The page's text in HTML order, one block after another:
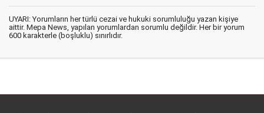
UYARI: Yorumların her türlü cezai ve hukuki sorumluluğu yazan kişiye
aittir. Mepa News, yapılan yorumlardan sorumlu değildir. Her bir yorum
600 karakterle (boşluklu) sınırlıdır.